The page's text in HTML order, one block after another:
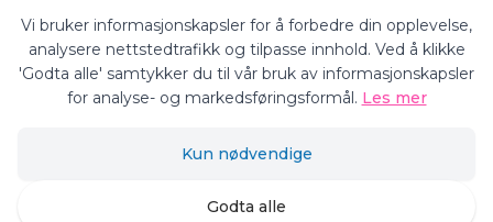
Siden driftes avShoplabs
Vi bruker informasjonskapsler for å forbedre din opplevelse,
analysere nettstedtrafikk og tilpasse innhold. Ved å klikke
'Godta alle' samtykker du til vår bruk av informasjonskapsler
for analyse- og markedsføringsformål. Les mer
Kun nødvendige
Godta alle